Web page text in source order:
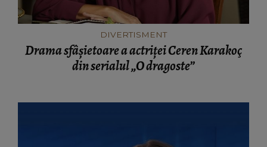
DIVERTISMENT
Drama sfâșietoare a actriței Ceren Karakoç
din serialul „O dragoste”